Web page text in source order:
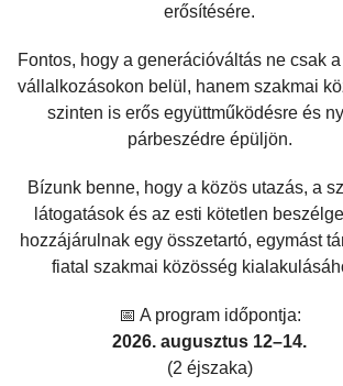
erősítésére.
Fontos, hogy a generációváltás ne csak
vállalkozásokon belül, hanem szakmai
szinten is erős együttműködésre és
párbeszédre épüljön.
Bízunk benne, hogy a közös utazás, a
látogatások és az esti kötetlen
hozzájárulnak egy összetartó, egymást
fiatal szakmai közösség
📅 A program időpontja:
2026. augusztus 12–14.
(2 éjszaka)